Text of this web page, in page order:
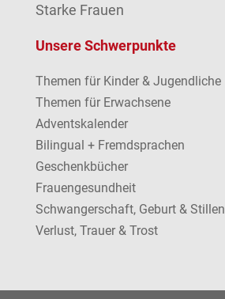
Starke Frauen
Unsere Schwerpunkte
Themen für Kinder & Jugendliche
Themen für Erwachsene
Adventskalender
Bilingual + Fremdsprachen
Geschenkbücher
Frauengesundheit
Schwangerschaft, Geburt & Stillen
Verlust, Trauer & Trost